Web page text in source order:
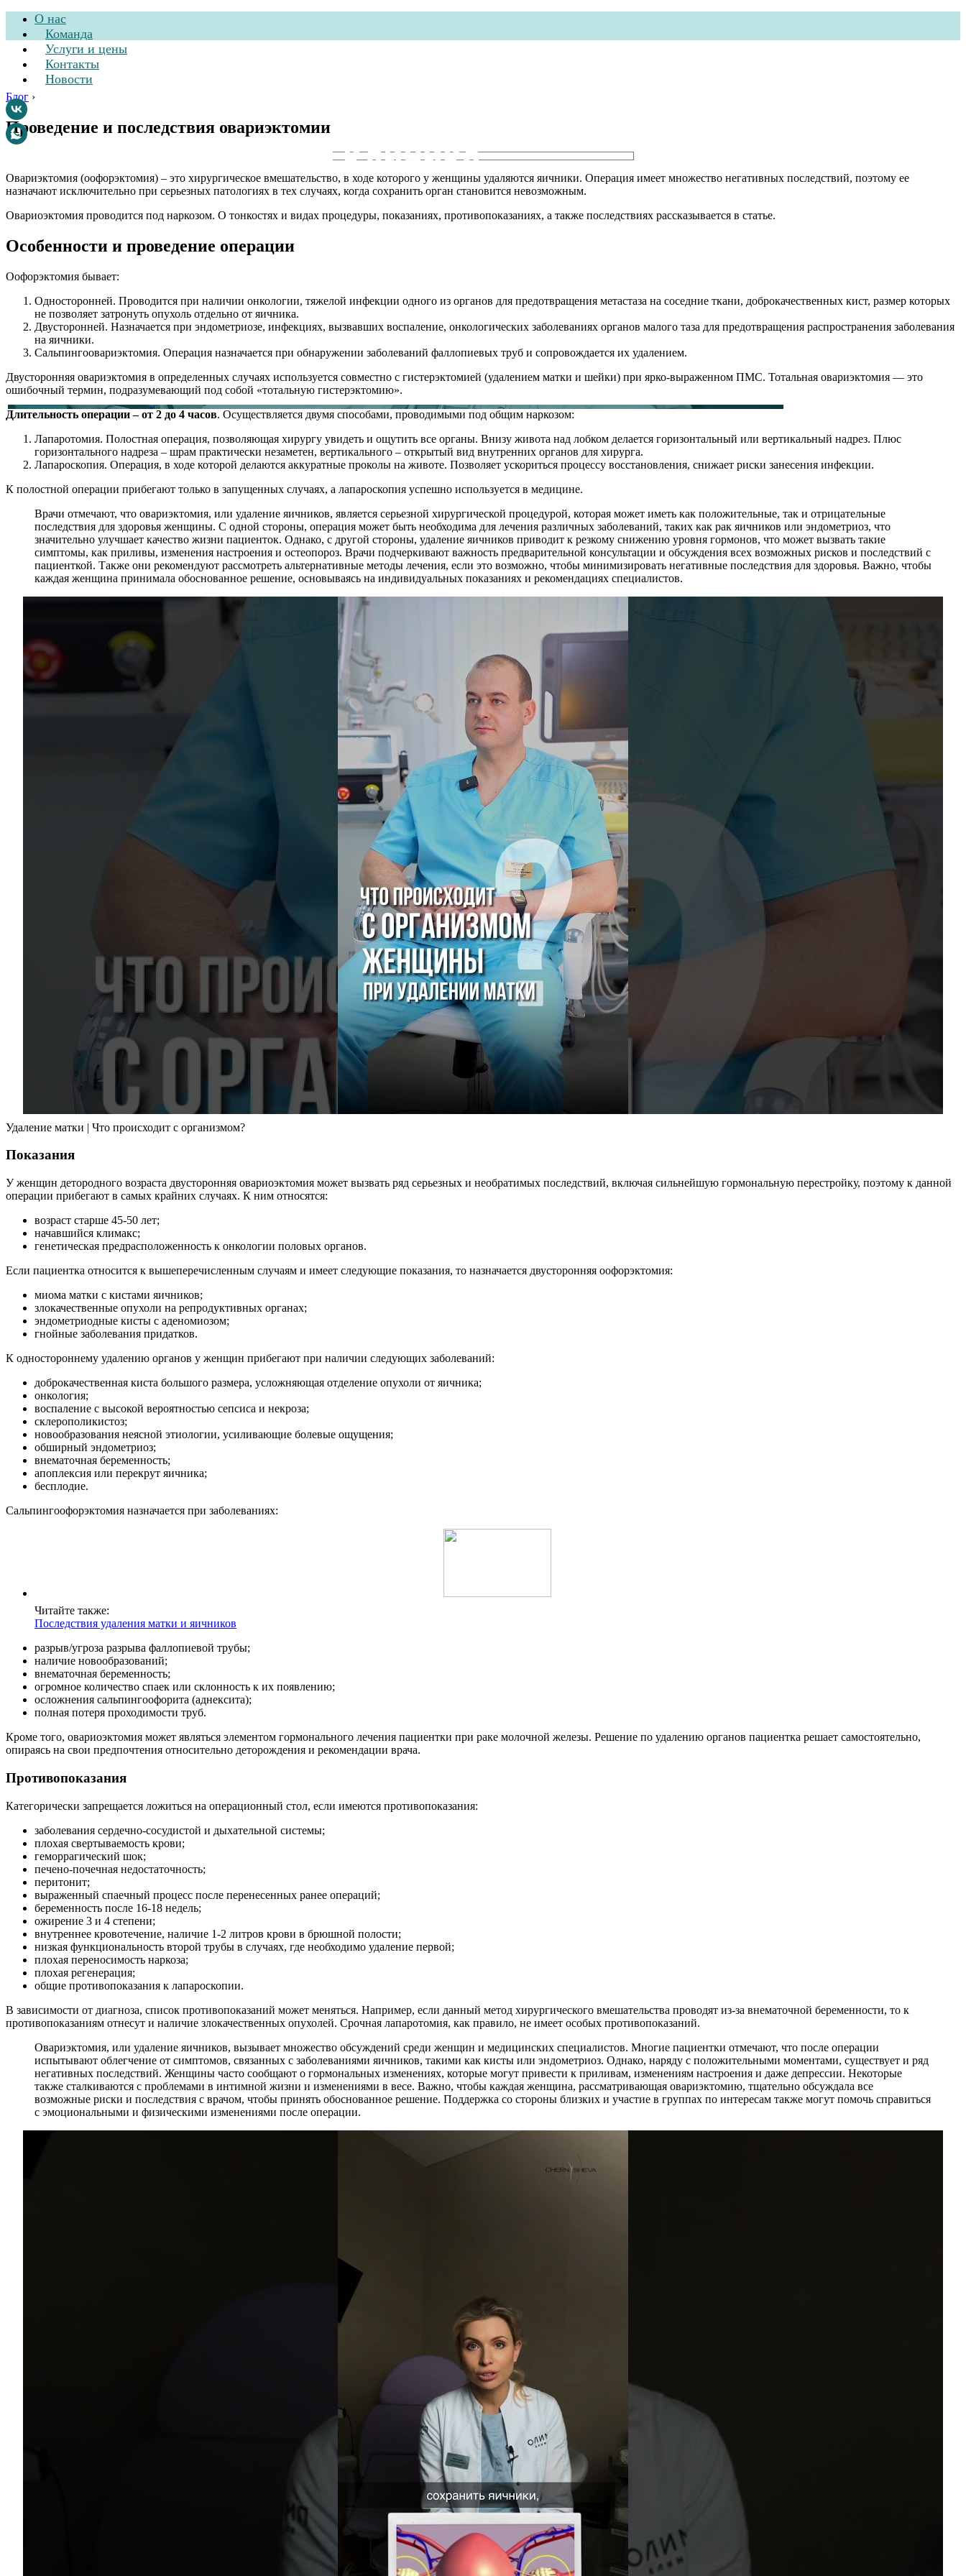
О нас
Команда
Услуги и цены
Контакты
Новости
Стоматологическая клиника
Блог ›
Проведение и последствия овариэктомии
Овариэктомия (оофорэктомия) – это хирургическое вмешательство, в ходе которого у женщины удаляются яичники. Операция имеет множество негативных последствий, поэтому ее
назначают исключительно при серьезных патологиях в тех случаях, когда сохранить орган становится невозможным.
Овариоэктомия проводится под наркозом. О тонкостях и видах процедуры, показаниях, противопоказаниях, а также последствиях рассказывается в статье.
Особенности и проведение операции
Оофорэктомия бывает:
Односторонней. Проводится при наличии онкологии, тяжелой инфекции одного из органов для предотвращения метастаза на соседние ткани, доброкачественных кист, размер которых
не позволяет затронуть опухоль отдельно от яичника.
Двусторонней. Назначается при эндометриозе, инфекциях, вызвавших воспаление, онкологических заболеваниях органов малого таза для предотвращения распространения заболевания
на яичники.
Сальпингоовариэктомия. Операция назначается при обнаружении заболеваний фаллопиевых труб и сопровождается их удалением.
Двусторонняя овариэктомия в определенных случаях используется совместно с гистерэктомией (удалением матки и шейки) при ярко-выраженном ПМС. Тотальная овариэктомия — это
ошибочный термин, подразумевающий под собой «тотальную гистерэктомию».
Длительность операции – от 2 до 4 часов. Осуществляется двумя способами, проводимыми под общим наркозом:
Лапаротомия. Полостная операция, позволяющая хирургу увидеть и ощутить все органы. Внизу живота над лобком делается горизонтальный или вертикальный надрез. Плюс
горизонтального надреза – шрам практически незаметен, вертикального – открытый вид внутренних органов для хирурга.
Лапароскопия. Операция, в ходе которой делаются аккуратные проколы на животе. Позволяет ускориться процессу восстановления, снижает риски занесения инфекции.
К полостной операции прибегают только в запущенных случаях, а лапароскопия успешно используется в медицине.
Врачи отмечают, что овариэктомия, или удаление яичников, является серьезной хирургической процедурой, которая может иметь как положительные, так и отрицательные
последствия для здоровья женщины. С одной стороны, операция может быть необходима для лечения различных заболеваний, таких как рак яичников или эндометриоз, что
значительно улучшает качество жизни пациенток. Однако, с другой стороны, удаление яичников приводит к резкому снижению уровня гормонов, что может вызвать такие
симптомы, как приливы, изменения настроения и остеопороз. Врачи подчеркивают важность предварительной консультации и обсуждения всех возможных рисков и последствий с
пациенткой. Также они рекомендуют рассмотреть альтернативные методы лечения, если это возможно, чтобы минимизировать негативные последствия для здоровья. Важно, чтобы
каждая женщина принимала обоснованное решение, основываясь на индивидуальных показаниях и рекомендациях специалистов.
Удаление матки | Что происходит с организмом?
Показания
У женщин детородного возраста двусторонняя овариоэктомия может вызвать ряд серьезных и необратимых последствий, включая сильнейшую гормональную перестройку, поэтому к данной
операции прибегают в самых крайних случаях. К ним относятся:
возраст старше 45-50 лет;
начавшийся климакс;
генетическая предрасположенность к онкологии половых органов.
Если пациентка относится к вышеперечисленным случаям и имеет следующие показания, то назначается двусторонняя оофорэктомия:
миома матки с кистами яичников;
злокачественные опухоли на репродуктивных органах;
эндометриодные кисты с аденомиозом;
гнойные заболевания придатков.
К одностороннему удалению органов у женщин прибегают при наличии следующих заболеваний:
доброкачественная киста большого размера, усложняющая отделение опухоли от яичника;
онкология;
воспаление с высокой вероятностью сепсиса и некроза;
склерополикистоз;
новообразования неясной этиологии, усиливающие болевые ощущения;
обширный эндометриоз;
внематочная беременность;
апоплексия или перекрут яичника;
бесплодие.
Сальпингоофорэктомия назначается при заболеваниях:
Читайте также:
Последствия удаления матки и яичников
разрыв/угроза разрыва фаллопиевой трубы;
наличие новообразований;
внематочная беременность;
огромное количество спаек или склонность к их появлению;
осложнения сальпингоофорита (аднексита);
полная потеря проходимости труб.
Кроме того, овариоэктомия может являться элементом гормонального лечения пациентки при раке молочной железы. Решение по удалению органов пациентка решает самостоятельно,
опираясь на свои предпочтения относительно деторождения и рекомендации врача.
Противопоказания
Категорически запрещается ложиться на операционный стол, если имеются противопоказания:
заболевания сердечно-сосудистой и дыхательной системы;
плохая свертываемость крови;
геморрагический шок;
печено-почечная недостаточность;
перитонит;
выраженный спаечный процесс после перенесенных ранее операций;
беременность после 16-18 недель;
ожирение 3 и 4 степени;
внутреннее кровотечение, наличие 1-2 литров крови в брюшной полости;
низкая функциональность второй трубы в случаях, где необходимо удаление первой;
плохая переносимость наркоза;
плохая регенерация;
общие противопоказания к лапароскопии.
В зависимости от диагноза, список противопоказаний может меняться. Например, если данный метод хирургического вмешательства проводят из-за внематочной беременности, то к
противопоказаниям отнесут и наличие злокачественных опухолей. Срочная лапаротомия, как правило, не имеет особых противопоказаний.
Овариэктомия, или удаление яичников, вызывает множество обсуждений среди женщин и медицинских специалистов. Многие пациентки отмечают, что после операции
испытывают облегчение от симптомов, связанных с заболеваниями яичников, такими как кисты или эндометриоз. Однако, наряду с положительными моментами, существует и ряд
негативных последствий. Женщины часто сообщают о гормональных изменениях, которые могут привести к приливам, изменениям настроения и даже депрессии. Некоторые
также сталкиваются с проблемами в интимной жизни и изменениями в весе. Важно, чтобы каждая женщина, рассматривающая овариэктомию, тщательно обсуждала все
возможные риски и последствия с врачом, чтобы принять обоснованное решение. Поддержка со стороны близких и участие в группах по интересам также могут помочь справиться
с эмоциональными и физическими изменениями после операции.